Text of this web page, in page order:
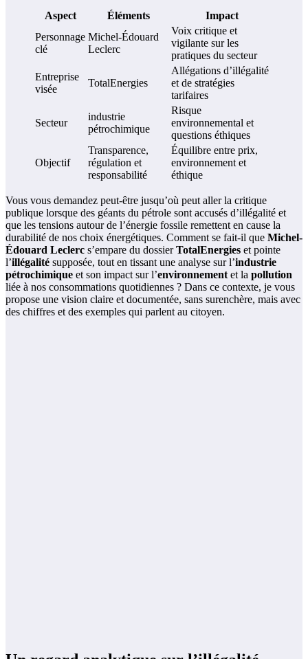
Aspect Éléments
Impact
Personnage
clé
Michel-Édouard
Leclerc
Voix critique et
vigilante sur les
pratiques du secteur
Entreprise
visée
TotalEnergies
Allégations d’illégalité
et de stratégies
tarifaires
Secteur
industrie
pétrochimique
Risque
environnemental et
questions éthiques
Objectif
Transparence,
régulation et
responsabilité
Équilibre entre prix,
environnement et
éthique
Vous vous demandez peut-être jusqu’où peut aller la critique
publique lorsque des géants du pétrole sont accusés d’illégalité et
que les tensions autour de l’énergie fossile remettent en cause la
durabilité de nos choix énergétiques. Comment se fait-il que Michel-
Édouard Leclerc s’empare du dossierTotalEnergies et pointe
l’illégalité supposée, tout en tissant une analyse sur l’industrie
pétrochimique et son impact sur l’environnementet la pollution
liée à nos consommations quotidiennes ? Dans ce contexte, je vous
propose une vision claire et documentée, sans surenchère, mais avec
des chiffres et des exemples qui parlent au citoyen.